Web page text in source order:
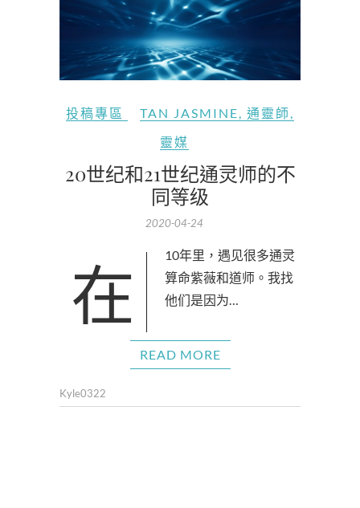
投稿專區 TAN JASMINE, 通靈師,
靈媒
20世纪和21世纪通灵师的不
同等级
2020-04-24
在10年里，遇见很多通灵
算命紫薇和道师。我找
他们是因为…
READ MORE
Kyle0322